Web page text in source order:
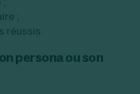
;
réussis.
persona ou son